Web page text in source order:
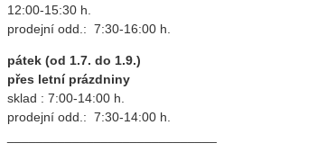
12:00-15:30 h.
prodejní odd.: 7:30-16:00 h.
pátek (od 1.7. do 1.9.)
přes letní prázdniny
sklad : 7:00-14:00 h.
prodejní odd.: 7:30-14:00 h.